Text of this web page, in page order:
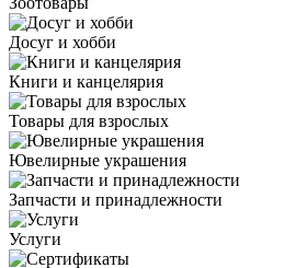
Досуг и хобби
Книги и канцелярия
Товары для взрослых
Ювелирные украшения
Запчасти и принадлежности
Услуги